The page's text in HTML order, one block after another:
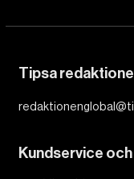
Tipsa
Kundservice